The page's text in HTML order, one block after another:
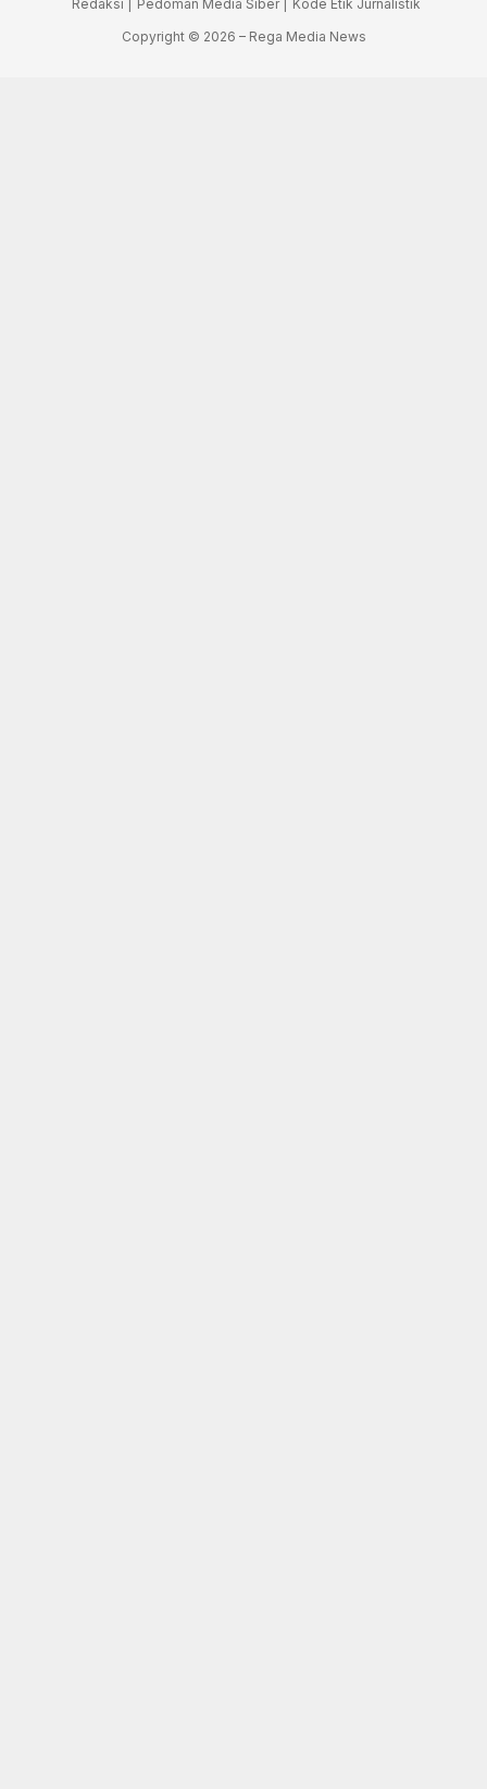
Redaksi | Pedoman Media Siber |
Kode Etik Jurnalistik
Copyright © 2026 – Rega Media News